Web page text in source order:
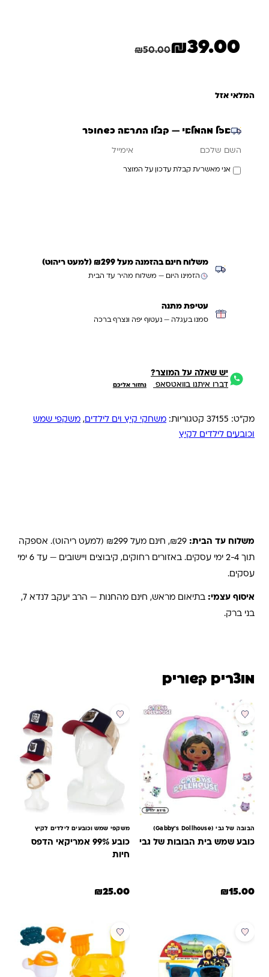
₪50.00
המחיר המקורי היה: ₪50.00.
₪39.00
המחיר הנוכחי הוא: ₪39.00.
המלאי אזל
אזל מהמלאי — קבלו התראה כשחוזר
אני מאשר/ת קבלת עדכון על המוצר
משלוח חינם בהזמנה מעל ₪299 (למעט ריהוט)
הזמינו היום — משלוח מהיר עד הבית
עטיפת מתנה
סמנו בעגלה — נעטוף יפה ונצרף ברכה
יש שאלה על המוצר?
דברו איתנו בוואטסאפ נחזור אליכם
מק"ט: 37155 קטגוריות: משחקי קיץ וים לילדים, משקפי שמש
וכובעים לילדים לקיץ
משלוח עד הבית: ₪29, חינם מעל ₪299 (למעט ריהוט). אספקה
תוך 2-4 ימי עסקים. באזורים רחוקים, קיבוצים ויישובים — עד 6 ימי
עסקים.
איסוף עצמי: בתיאום מראש, חינם מהחנות — הרב יעקב לנדא 7,
בני ברק.
מוצרים קשורים
הבובה של גבי (Gabby’s Dollhouse)
כובע שמש בית הבובות של גבי
₪15.00
משקפי שמש וכובעים לילדים לקיץ
כובע 99% אמריקאי הדפס
חיות
₪25.00